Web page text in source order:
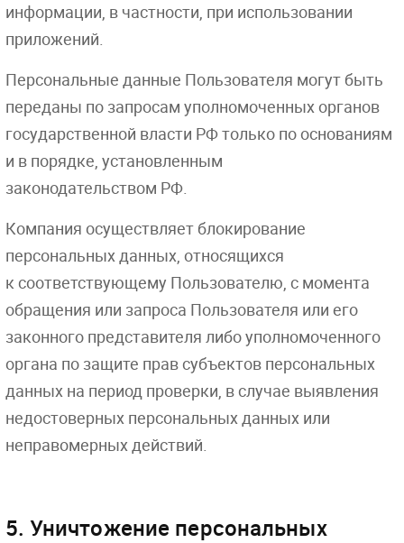
информации, в частности, при использовании
приложений.
Персональные данные Пользователя могут быть
переданы по запросам уполномоченных органов
государственной власти РФ только по основаниям
и в порядке, установленным
законодательством РФ.
Компания осуществляет блокирование
персональных данных, относящихся
к соответствующему Пользователю, с момента
обращения или запроса Пользователя или его
законного представителя либо уполномоченного
органа по защите прав субъектов персональных
данных на период проверки, в случае выявления
недостоверных персональных данных или
неправомерных действий.
5. Уничтожение персональных